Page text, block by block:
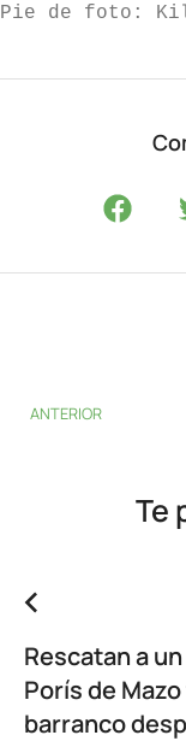
Pie de foto:
ANTERIOR
Te
Rescatan a
Porís de
barranco